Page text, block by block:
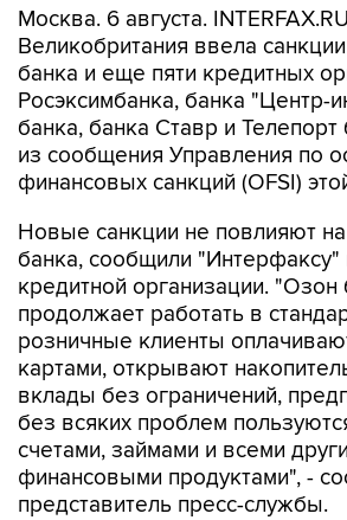
Москва. 6 августа.
Великобритания ввела
банка и еще пяти кредитных
Росэксимбанка, банка "Центр-
банка, банка Ставр и Телепорт
из сообщения Управления по
финансовых санкций (OFSI)
Новые санкции не повлияют
банка, сообщили "Интерфаксу"
кредитной организации. "Озон
продолжает работать в
розничные клиенты
картами, открывают
вклады без ограничений,
без всяких проблем
счетами, займами и всеми
финансовыми продуктами", -
представитель пресс-службы.